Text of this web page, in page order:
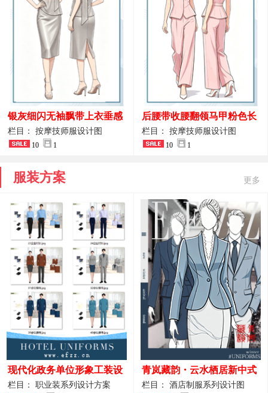
银灰细闪无袖飘带上衣垂感
开叉中长裙 星级酒店前厅礼
仪高级全套工作服
栏目： 按摩技师服设计图
10 1
后腰带收腰翻领马甲粉色长
裤套装 美容门店前台主管精
致高级工装
栏目： 按摩技师服设计图
10 1
服装方案 更多
现代化政务单位形象工装设
计｜国风会务接待西装制服
栏目： 职业装系列设计方案
青岚藏韵・云水栖居新中式
酒店全岗位制服设计原创作
栏目： 酒店制服系列设计图